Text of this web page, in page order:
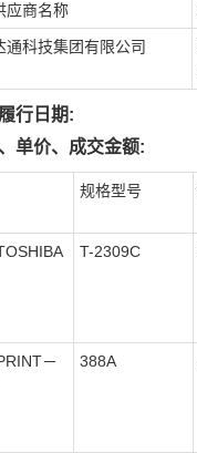
应商名称
通科技集团有限公司
行日期:
单价、成交金额:
规格型号
T-2309C
－
388A